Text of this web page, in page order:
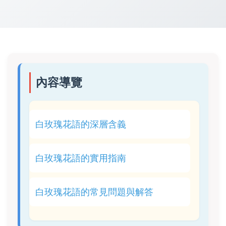
內容導覽
白玫瑰花語的深層含義
白玫瑰花語的實用指南
白玫瑰花語的常見問題與解答